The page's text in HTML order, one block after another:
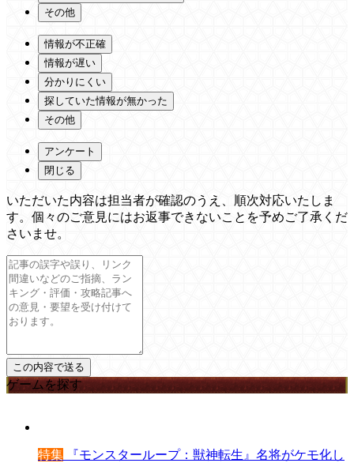
その他
情報が不正確
情報が遅い
分かりにくい
探していた情報が無かった
その他
アンケート
閉じる
いただいた内容は担当者が確認のうえ、順次対応いたしま
す。個々のご意見にはお返事できないことを予めご了承くだ
さいませ。
ゲームを探す
特集 『モンスターループ：獣神転生』名将がケモ化し